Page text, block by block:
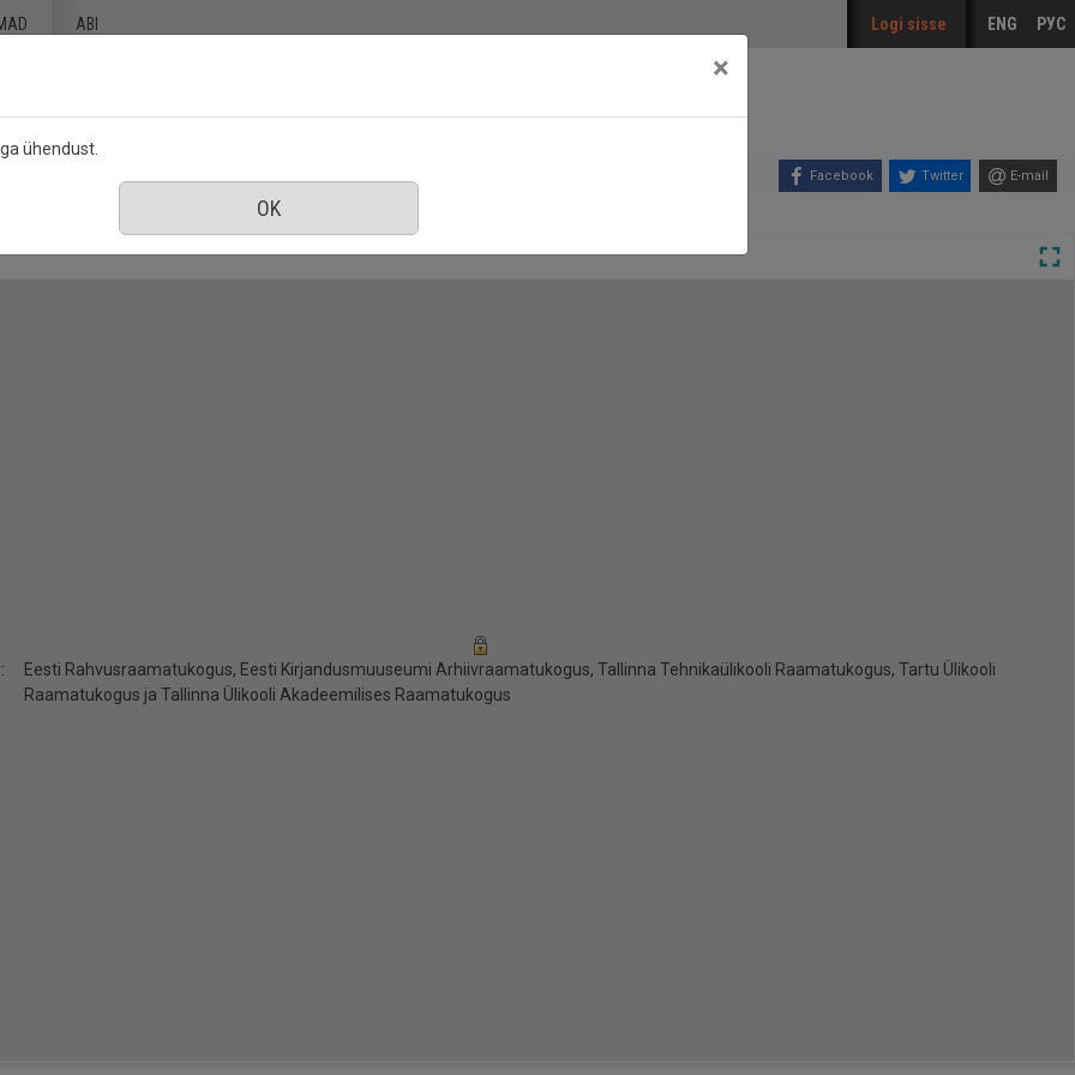
ABI Logi sisse ENG РУС
Facebook Twitter E-mail
Eesti Rahvusraamatukogus, Eesti Kirjandusmuuseumi Arhiivraamatukogus, Tallinna Tehnikaülikooli Raamatukogus, Tartu Ülikooli
Raamatukogus ja Tallinna Ülikooli Akadeemilises Raamatukogus
×
ühendust.